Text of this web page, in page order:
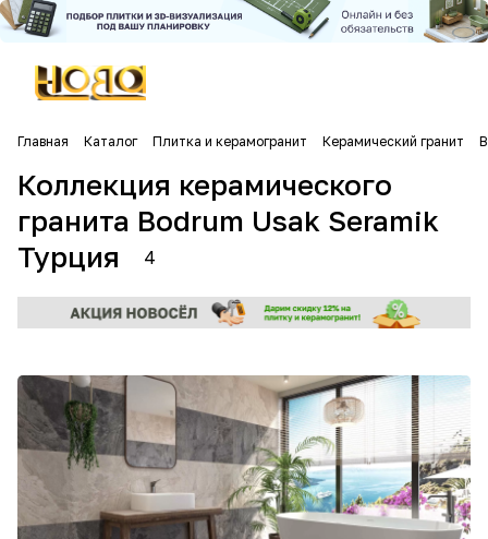
Главная Каталог Плитка и керамогранит Керамический гранит
Коллекция керамического
гранита Bodrum Usak Seramik
Турция
4